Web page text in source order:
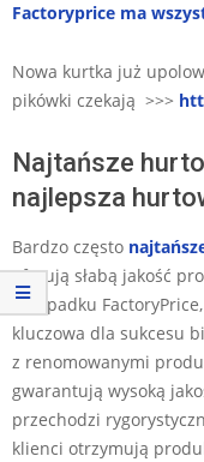
Factoryprice ma
Nowa kurtka już
pikówki czekają >>>
Najtańsze
najlepsza
Bardzo często
oferują słabą jakość
przypadku
kluczowa dla sukcesu
z renomowanymi
gwarantują wysoką
przechodzi
klienci otrzymują